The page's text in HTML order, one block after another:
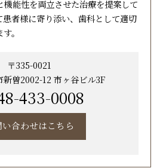
機能性を両立させた治療を提案して
者様に寄り添い、歯科として適切
。
〒335-0021
新曽2002-12 市ヶ谷ビル3F
433-0008
い合わせはこちら